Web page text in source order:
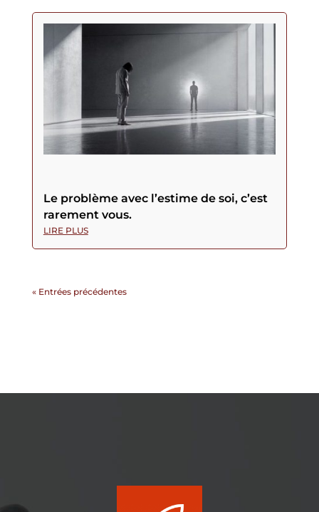
Le problème avec l’estime de soi, c’est
rarement vous.
LIRE PLUS
« Entrées précédentes